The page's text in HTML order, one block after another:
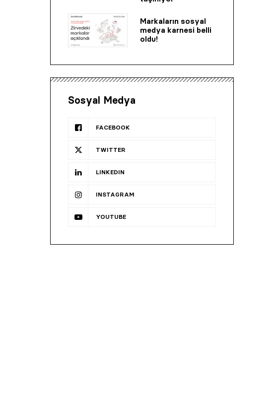
Markaların sosyal
medya karnesi belli
oldu!
Sosyal Medya
FACEBOOK
TWITTER
LINKEDIN
INSTAGRAM
YOUTUBE